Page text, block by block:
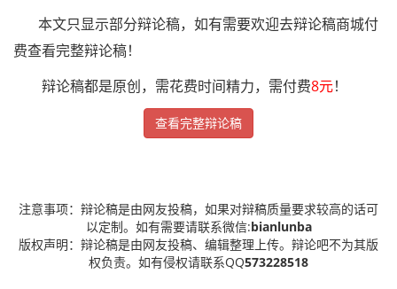
本文只显示部分辩论稿，如有需要欢迎去辩论稿商城付
费查看完整辩论稿！
辩论稿都是原创，需花费时间精力，需付费8元！
查看完整辩论稿
注意事项：辩论稿是由网友投稿，如果对辩稿质量要求较高的话可
以定制。如有需要请联系微信:bianlunba
版权声明：辩论稿是由网友投稿、编辑整理上传。辩论吧不为其版
权负责。如有侵权请联系QQ573228518